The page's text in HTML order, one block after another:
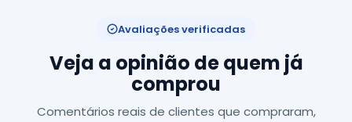
Avaliações verificadas
Veja a opinião de quem já
comprou
Comentários reais de clientes que compraram,